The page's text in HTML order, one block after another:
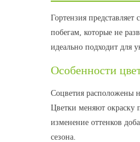
Гортензия
побегам, которые не
идеально подходит для
Особенности
Соцветия расположены
Цветки меняют окраску
изменение оттенков
сезона.